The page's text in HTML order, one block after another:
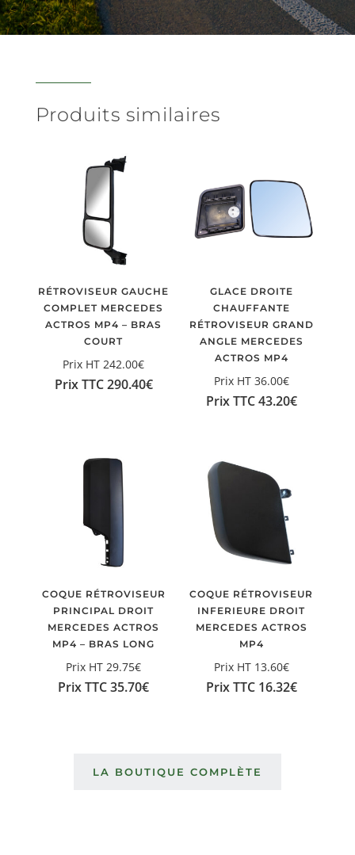
Produits similaires
RÉTROVISEUR GAUCHE
COMPLET MERCEDES
ACTROS MP4 – BRAS
COURT
Prix HT242.00€
Prix TTC290.40€
GLACE DROITE
CHAUFFANTE
RÉTROVISEUR GRAND
ANGLE MERCEDES
ACTROS MP4
Prix HT 36.00€
Prix TTC43.20€
COQUE RÉTROVISEUR
PRINCIPAL DROIT
MERCEDES ACTROS
MP4 – BRAS LONG
Prix HT 29.75€
Prix TTC35.70€
COQUE RÉTROVISEUR
INFERIEURE DROIT
MERCEDES ACTROS
MP4
Prix HT 13.60€
Prix TTC 16.32€
LA BOUTIQUE COMPLÈTE